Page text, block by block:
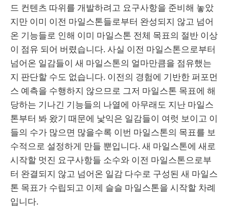
드 컨텐츠 따위를 개발하려고 요구사항을 준비해 놓았
지만 이미 이전 마일스톤들로부터 완성되지 않고 넘어
온 기능들로 인해 이미 마일스톤 전체 목표의 절반 이상
이 점유 되어 버렸습니다. 사실 이전 마일스톤으로부터
넘어온 일감들이 새 마일스톤의 얼마만큼을 점유했는
지 판단할 수도 없습니다. 이전의 경험에 기반한 퍼포먼
스 예측을 수행하지 않으므로 그저 마일스톤 목표에 해
당하는 기나긴 기능들의 나열에 아무래도 지난 마일스
톤부터 봐 왔기 때문에 낯익은 일감들이 여럿 보이고 이
들의 수가 많으면 많을수록 이번 마일스톤의 목표를 보
수적으로 설정하게 만들 뿐입니다. 새 마일스톤에 새로
시작할 멋진 요구사항들 소수와 이전 마일스톤으로부
터 완결되지 않고 넘어온 일감 다수로 구성된 새 마일스
톤 목표가 수립되고 이제 슬슬 마일스톤을 시작할 차례
입니다.